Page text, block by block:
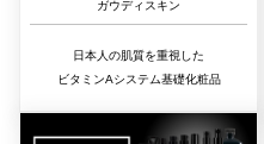
ガウディスキン
日本人の肌質を重視した
ビタミンAシステム基礎化粧品